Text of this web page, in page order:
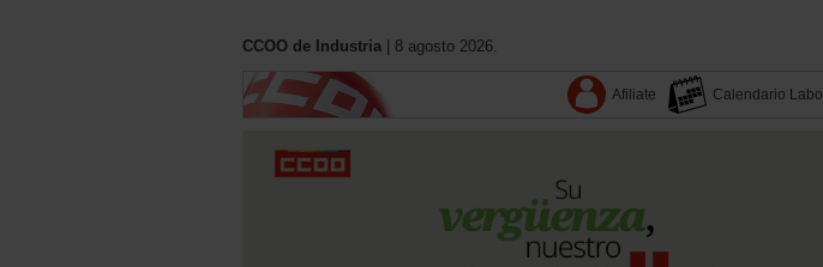
CCOO de Industria | 8 agosto 2026.
Afiliate Calendario